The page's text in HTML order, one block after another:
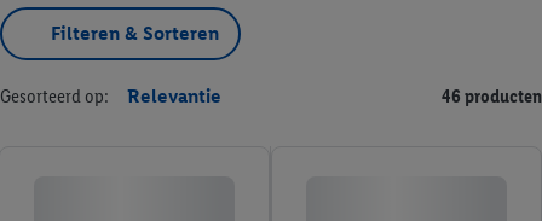
Filteren & Sorteren
Gesorteerd op: Relevantie 46 producten